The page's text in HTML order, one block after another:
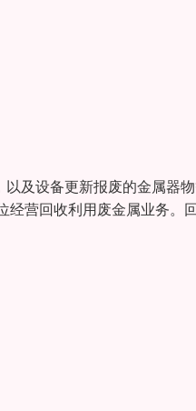
及设备更新报废的金属器
营回收利用废金属业务。